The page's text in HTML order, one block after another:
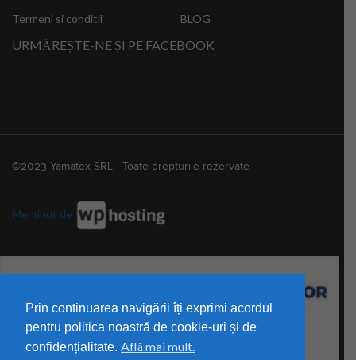
Termeni si conditii
BLOG
URMĂREȘTE-NE ȘI PE FACEBOOK
©2023 Yamatex SRL - Toate drepturile rezervate
Menținut de
Prin continuarea navigării îți exprimi acordul
pentru politica noastră de cookie-uri și de
confidențialitate. Află mai mult.